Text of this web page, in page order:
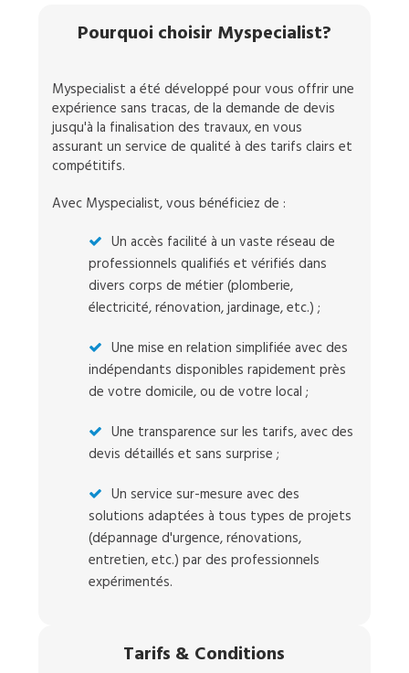
Pourquoi choisir Myspecialist?
Myspecialist a été développé pour vous offrir une
expérience sans tracas, de la demande de devis
jusqu'à la finalisation des travaux, en vous
assurant un service de qualité à des tarifs clairs et
compétitifs.
Avec Myspecialist, vous bénéficiez de :
Un accès facilité à un vaste réseau de
professionnels qualifiés et vérifiés dans
divers corps de métier (plomberie,
électricité, rénovation, jardinage, etc.) ;
Une mise en relation simplifiée avec des
indépendants disponibles rapidement près
de votre domicile, ou de votre local ;
Une transparence sur les tarifs, avec des
devis détaillés et sans surprise ;
Un service sur-mesure avec des
solutions adaptées à tous types de projets
(dépannage d'urgence, rénovations,
entretien, etc.) par des professionnels
expérimentés.
Tarifs & Conditions